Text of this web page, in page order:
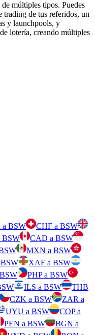
múltiples tipos. Puedes
trading de tus referidos, un
y launchpools, y
lotería, creando múltiples
a BSW
CHF a BSW
BSW
CAD a BSW
MXN a BSW
XAF a BSW
PHP a BSW
ILS a BSW
THB
CZK a BSW
ZAR a
UYU a BSW
COP a
PEN a BSW
BGN a